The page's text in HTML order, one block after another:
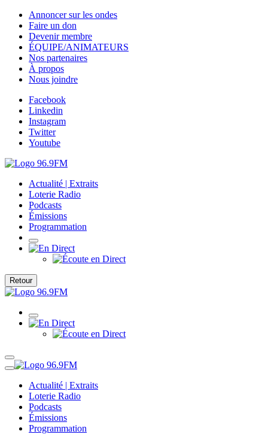
Annoncer sur les ondes
Faire un don
Devenir membre
ÉQUIPE/ANIMATEURS
Nos partenaires
À propos
Nous joindre
Facebook
Linkedin
Instagram
Twitter
Youtube
Actualité | Extraits
Loterie Radio
Podcasts
Émissions
Programmation
Retour
Actualité | Extraits
Loterie Radio
Podcasts
Émissions
Programmation